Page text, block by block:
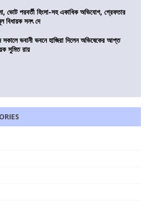
ভোট পরবর্তী হিংসা-সহ একাধিক অভিযোগ, গ্রেফতার
বিধায়ক সনৎ দে
ভবানী ভবনে হাজিরা দিলেন অভিষেকের আপ্ত
সুমিত রায়